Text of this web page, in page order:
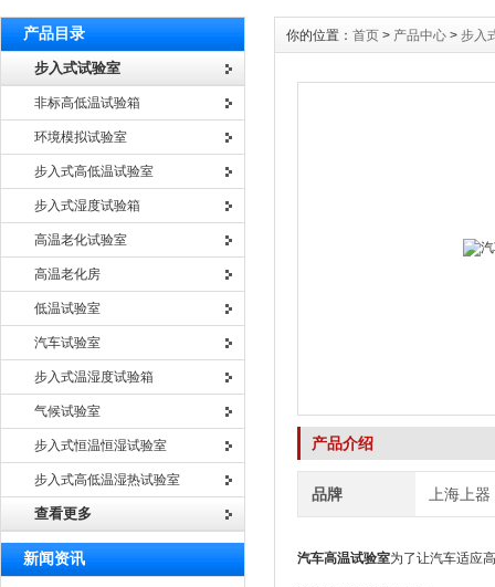
产品目录
步入式试验室
非标高低温试验箱
环境模拟试验室
步入式高低温试验室
步入式湿度试验箱
高温老化试验室
高温老化房
低温试验室
汽车试验室
步入式温湿度试验箱
气候试验室
步入式恒温恒湿试验室
步入式高低温湿热试验室
查看更多
新闻资讯
你的位置： 首页 > 产品中心 > 步入
产品介绍
品牌 上海上器
汽车高温试验室为了让汽车适应